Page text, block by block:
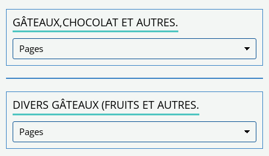
GÂTEAUX,CHOCOLAT ET AUTRES.
DIVERS GÂTEAUX (FRUITS ET AUTRES.